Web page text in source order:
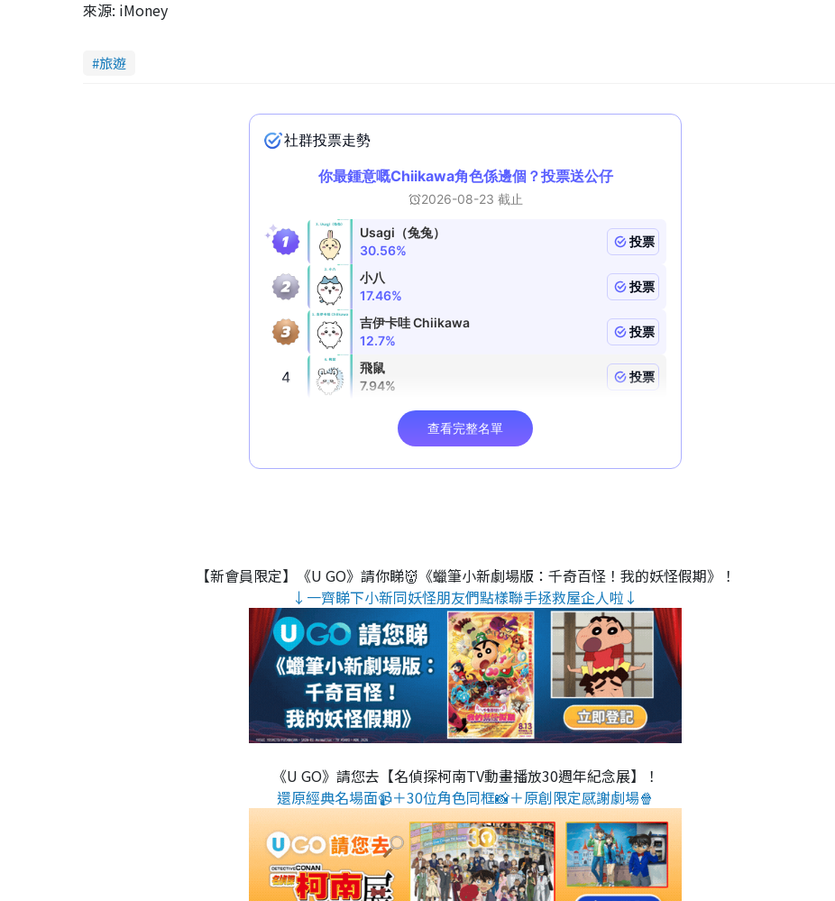
來源: iMoney
旅遊
【新會員限定】《U GO》請你睇👹《蠟筆小新劇場版：千奇百怪！我的妖怪假期》！
↓一齊睇下小新同妖怪朋友們點樣聯手拯救屋企人啦↓
《U GO》請您去【名偵探柯南TV動畫播放30週年紀念展】！
還原經典名場面📹＋30位角色同框📸＋原創限定感謝劇場🍿